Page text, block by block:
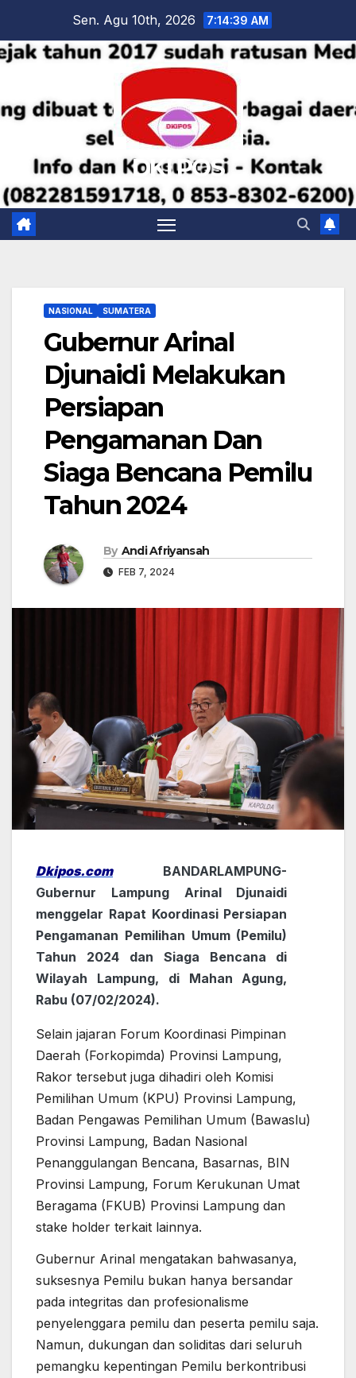
content
Sen. Agu 10th, 2026 7:14:40 AM
DKI POS
NASIONAL SUMATERA
Gubernur Arinal
Djunaidi Melakukan
Persiapan
Pengamanan Dan
Siaga Bencana Pemilu
Tahun 2024
By Andi Afriyansah
FEB 7, 2024
Dkipos.comBANDARLAMPUNG-
Gubernur Lampung Arinal Djunaidi
menggelar Rapat Koordinasi Persiapan
Pengamanan Pemilihan Umum (Pemilu)
Tahun 2024 dan Siaga Bencana di
Wilayah Lampung, di Mahan Agung,
Rabu (07/02/2024).
Selain jajaran Forum Koordinasi Pimpinan
Daerah (Forkopimda) Provinsi Lampung,
Rakor tersebut juga dihadiri oleh Komisi
Pemilihan Umum (KPU) Provinsi Lampung,
Badan Pengawas Pemilihan Umum (Bawaslu)
Provinsi Lampung, Badan Nasional
Penanggulangan Bencana, Basarnas, BIN
Provinsi Lampung, Forum Kerukunan Umat
Beragama (FKUB) Provinsi Lampung dan
stake holder terkait lainnya.
Gubernur Arinal mengatakan bahwasanya,
suksesnya Pemilu bukan hanya bersandar
pada integritas dan profesionalisme
penyelenggara pemilu dan peserta pemilu saja.
Namun, dukungan dan soliditas dari seluruh
pemangku kepentingan Pemilu berkontribusi